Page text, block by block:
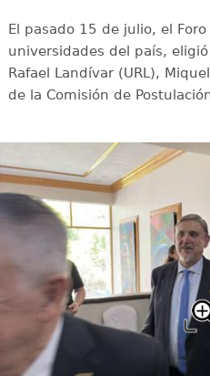
El pasado 15 de julio, el
universidades del país,
Rafael Landívar (URL),
de la Comisión de